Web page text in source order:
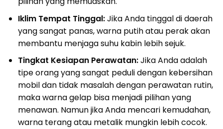
Iklim Tempat Tinggal:Jika Anda tinggal di daerah
yang sangat panas, warna putih atau perak akan
membantu menjaga suhu kabin lebih sejuk.
Tingkat Kesiapan Perawatan:Jika Anda adalah
tipe orang yang sangat peduli dengan kebersihan
mobil dan tidak masalah dengan perawatan rutin,
maka warna gelap bisa menjadi pilihan yang
menawan. Namun jika Anda mencari kemudahan,
warna terang atau metalik mungkin lebih cocok.